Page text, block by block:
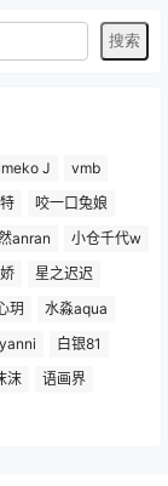
J
vmb
咬一口兔娘
anran
小仓千代w
星之迟迟
玥
水淼aqua
白银81
沫
语画界